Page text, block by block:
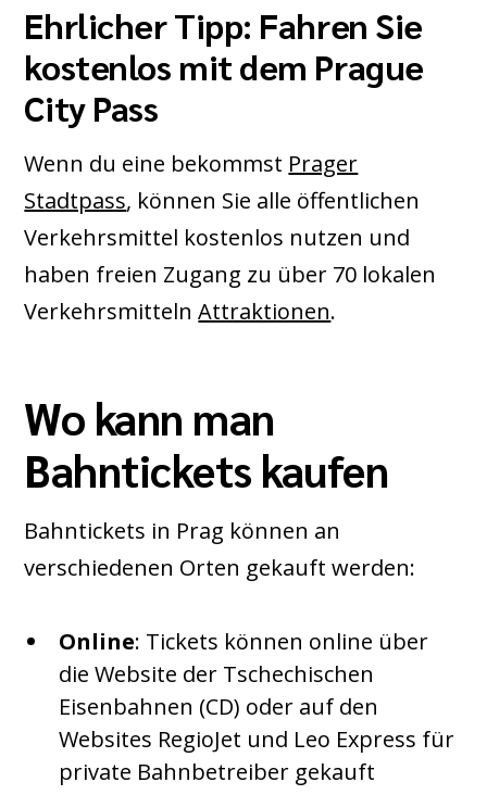
Ehrlicher Tipp: Fahren Sie
kostenlos mit dem Prague
City Pass
Wenn du eine bekommst Prager
Stadtpass, können Sie alle öffentlichen
Verkehrsmittel kostenlos nutzen und
haben freien Zugang zu über 70 lokalen
VerkehrsmittelnAttraktionen.
Wo kann man
Bahntickets kaufen
Bahntickets in Prag können an
verschiedenen Orten gekauft werden:
Online: Tickets können online über
die Website der Tschechischen
Eisenbahnen (CD) oder auf den
Websites RegioJet und Leo Express für
private Bahnbetreiber gekauft